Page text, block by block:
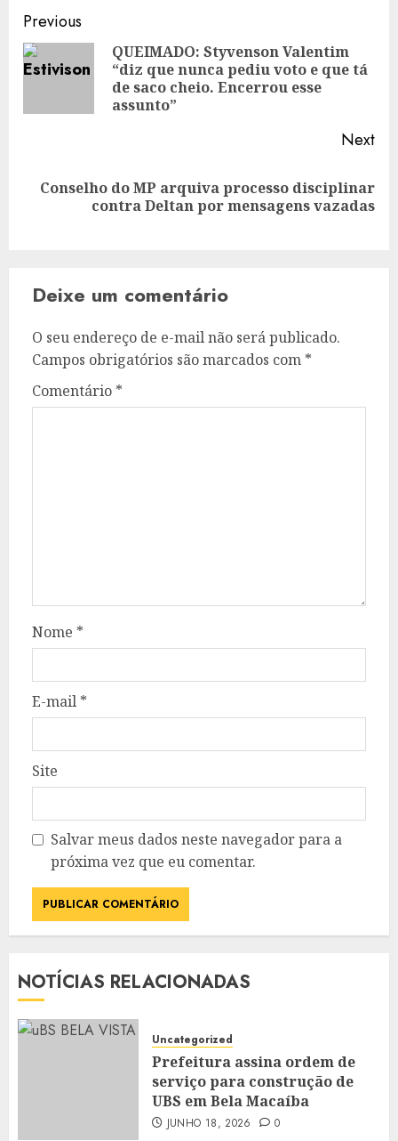
Post
navigation
Previous
QUEIMADO: Styvenson Valentim
“diz que nunca pediu voto e que tá
de saco cheio. Encerrou esse
assunto”
Next
Next
Conselho do MP arquiva processo disciplinar
contra Deltan por mensagens vazadas
Deixe um comentário
O seu endereço de e-mail não será publicado.
Campos obrigatórios são marcados com *
Comentário *
Nome *
E-mail *
Site
Salvar meus dados neste navegador para a
próxima vez que eu comentar.
NOTÍCIAS RELACIONADAS
Uncategorized
Prefeitura assina ordem de
serviço para construção de
UBS em Bela Macaíba
JUNHO 18, 2026 0